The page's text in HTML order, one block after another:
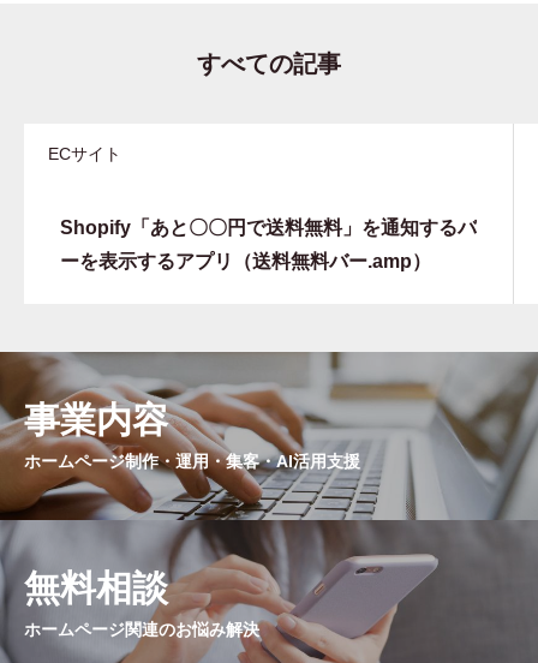
すべての記事
ECサイト
Shopify「あと〇〇円で送料無料」を通知するバ
ーを表示するアプリ（送料無料バー.amp）
事業内容
ホームページ制作・運用・集客・AI活用支援
無料相談
ホームページ関連のお悩み解決